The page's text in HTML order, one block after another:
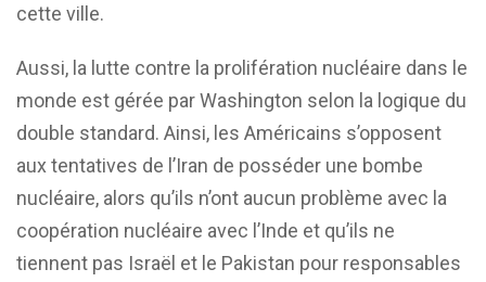
cette ville.
Aussi, la lutte contre la prolifération nucléaire dans le
monde est gérée par Washington selon la logique du
double standard. Ainsi, les Américains s’opposent
aux tentatives de l’Iran de posséder une bombe
nucléaire, alors qu’ils n’ont aucun problème avec la
coopération nucléaire avec l’Inde et qu’ils ne
tiennent pas Israël et le Pakistan pour responsables